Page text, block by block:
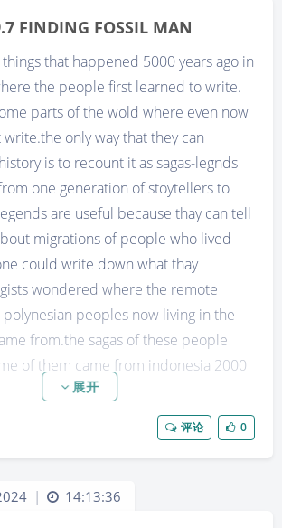
AGO THAT EVEN THEIR SAGAS,IF
FORGOTTEN.SO
HAVE NEITHER HISTORY NOR
THEM TO FIND OUT WHERE THE
MEN’ CAME FROM.
MEN MADE
FLINT,BECAUSE IT IS
THAN OTHER KINDS.THEY MAY
WOOD AND SKINS,BUT THESE
DOES NOT DECAY,AND
LONG AGO HAVE REMAINED WHEN
OF THE MEN WHO MADE THEM
WITHOUT TRACE.
FOUND AT SEAMERS MOOR IN
FINDING FOSSIL MAN
that happened 5000 years ago in
the people first learned to write.
parts of the wold where even now
only way that they can
is to recount it as sagas-legnds
one generation of stoytellers to
are useful because thay can tell
migrations of people who lived
could write down what thay
wondered where the remote
peoples now living in the
from.the sagas of these people
of them came from indonesia 2000
who were like ourselves lived so
their sagas,if they had any,are
have neitheir history nor legends to
展开
评论 0
| 14:13:36